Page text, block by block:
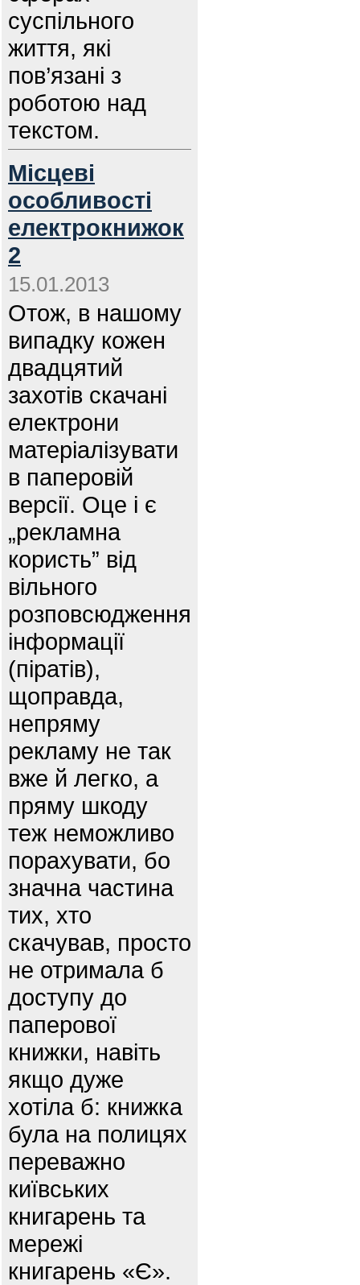
суспільного
життя, які
пов’язані з
роботою над
текстом.
Місцеві
особливості
електрокнижок
2
15.01.2013
Отож, в нашому
випадку кожен
двадцятий
захотів скачані
електрони
матеріалізувати
в паперовій
версії. Оце і є
„рекламна
користь” від
вільного
розповсюдження
інформації
(піратів),
щоправда,
непряму
рекламу не так
вже й легко, а
пряму шкоду
теж неможливо
порахувати, бо
значна частина
тих, хто
скачував, просто
не отримала б
доступу до
паперової
книжки, навіть
якщо дуже
хотіла б: книжка
була на полицях
переважно
київських
книгарень та
мережі
книгарень «Є».